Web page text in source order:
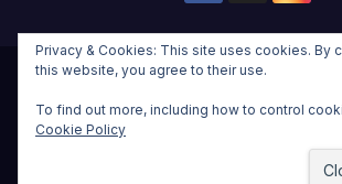
WordPress|Θέμα:Newsup Childαπό
Επικοινωνια
Privacy & Cookies: This site uses cookies. By
this website, you agree to their use.
To find out more, including how to control
Cookie Policy